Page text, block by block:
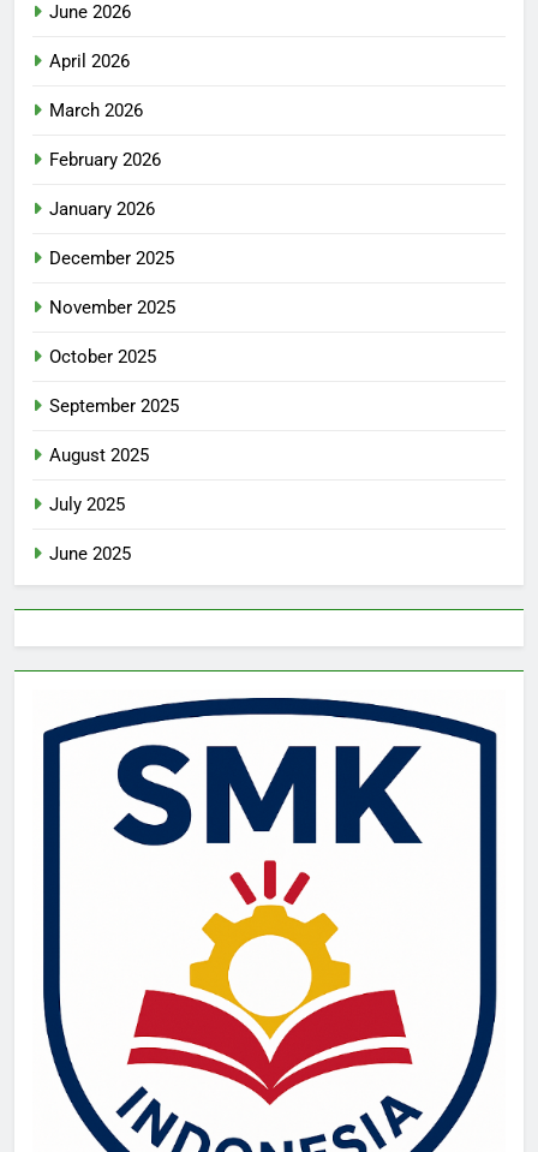
June 2026
April 2026
March 2026
February 2026
January 2026
December 2025
November 2025
October 2025
September 2025
August 2025
July 2025
June 2025